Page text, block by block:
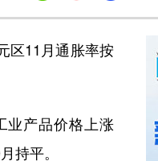
区11月通胀率按
产品价格上涨
持平。